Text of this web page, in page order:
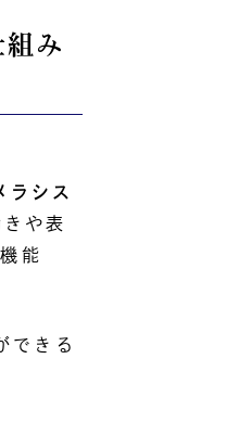
み
シス
や表
能
できる